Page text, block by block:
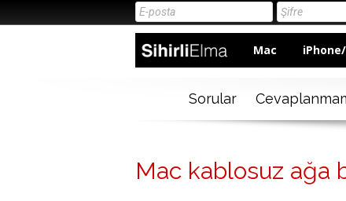
Mac
Sorular
Mac kablosuz ağa